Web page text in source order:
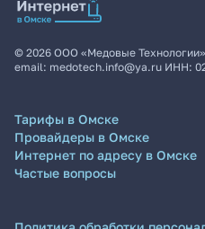
© 2026 ООО «Медовые Технологии»
email: medotech.info@ya.ru ИНН:
Тарифы в Омске
Провайдеры в Омске
Интернет по адресу в Омске
Частые вопросы